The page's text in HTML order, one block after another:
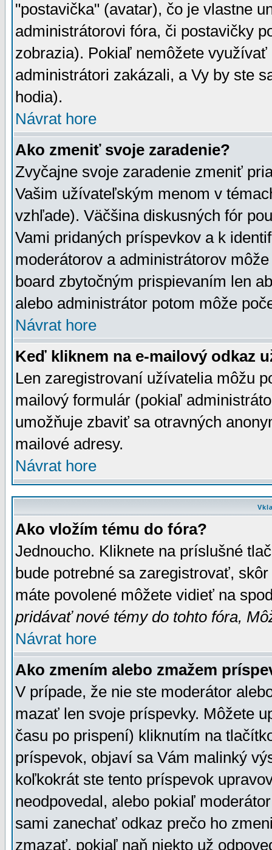
"postavička" (avatar), čo je vlastne
administrátorovi fóra, či postavičky
zobrazia). Pokiaľ nemôžete
administrátori zakázali, a Vy by ste
hodia).
Návrat hore
Ako zmeniť svoje zaradenie?
Zvyčajne svoje zaradenie zmeniť
Vašim užívateľským menom v
vzhľade). Väčšina diskusných fór
Vami pridaných príspevkov a k
moderátorov a administrátorov
board zbytočným prispievaním len
alebo administrátor potom môže
Návrat hore
Keď kliknem na e-mailový odkaz
Len zaregistrovaní užívatelia môžu
mailový formulár (pokiaľ
umožňuje zbaviť sa otravných
mailové adresy.
Návrat hore
Ako vložím tému do fóra?
Jednoucho. Kliknete na príslušné
bude potrebné sa zaregistrovať,
máte povolené môžete vidieť na
pridávať nové témy do tohto fóra,
Návrat hore
Ako zmením alebo zmažem
V prípade, že nie ste moderátor
mazať len svoje príspevky. Môžete
času po prispení) kliknutím na
príspevok, objaví sa Vám malinký
koľkokrát ste tento príspevok
neodpovedal, alebo pokiaľ
sami zanechať odkaz prečo ho
zmazať, pokiaľ naň niekto už